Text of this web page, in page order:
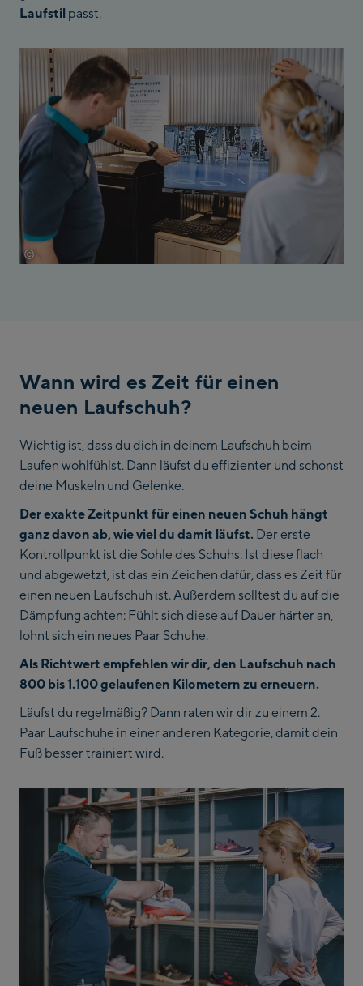
Laufstil passt.
© EXPA/Jürgen Feichter
Wann wird es Zeit für einen
neuen Laufschuh?
Wichtig ist, dass du dich in deinem Laufschuh beim
Laufen wohlfühlst. Dann läufst du effizienter und schonst
deine Muskeln und Gelenke.
Der exakte Zeitpunkt für einen neuen Schuh hängt
ganz davon ab, wie viel du damit läufst. Der erste
Kontrollpunkt ist die Sohle des Schuhs: Ist diese flach
und abgewetzt, ist das ein Zeichen dafür, dass es Zeit für
einen neuen Laufschuh ist. Außerdem solltest du auf die
Dämpfung achten: Fühlt sich diese auf Dauer härter an,
lohnt sich ein neues Paar Schuhe.
Als Richtwert empfehlen wir dir, den Laufschuh nach
800 bis 1.100 gelaufenen Kilometern zu erneuern.
Läufst du regelmäßig? Dann raten wir dir zu einem 2.
Paar Laufschuhe in einer anderen Kategorie, damit dein
Fuß besser trainiert wird.